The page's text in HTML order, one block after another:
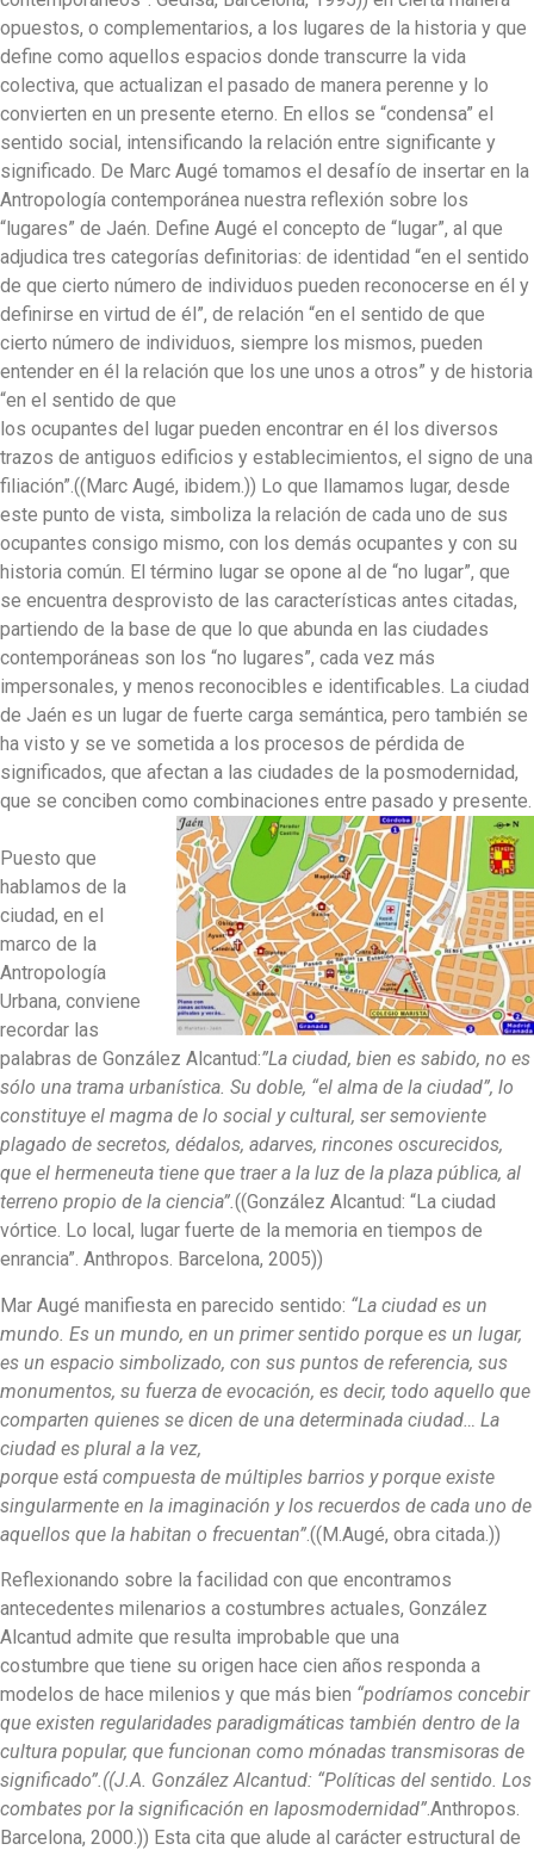
opuestos, o complementarios, a los lugares de la historia y que
define como aquellos espacios donde transcurre la vida
colectiva, que actualizan el pasado de manera perenne y lo
convierten en un presente eterno. En ellos se “condensa” el
sentido social, intensificando la relación entre significante y
significado. De Marc Augé tomamos el desafío de insertar en la
Antropología contemporánea nuestra reflexión sobre los
“lugares” de Jaén. Define Augé el concepto de “lugar”, al que
adjudica tres categorías definitorias: de identidad “en el sentido
de que cierto número de individuos pueden reconocerse en él y
definirse en virtud de él”, de relación “en el sentido de que
cierto número de individuos, siempre los mismos, pueden
entender en él la relación que los une unos a otros” y de historia
“en el sentido de que
los ocupantes del lugar pueden encontrar en él los diversos
trazos de antiguos edificios y establecimientos, el signo de una
filiación”.((Marc Augé, ibidem.)) Lo que llamamos lugar, desde
este punto de vista, simboliza la relación de cada uno de sus
ocupantes consigo mismo, con los demás ocupantes y con su
historia común. El término lugar se opone al de “no lugar”, que
se encuentra desprovisto de las características antes citadas,
partiendo de la base de que lo que abunda en las ciudades
contemporáneas son los “no lugares”, cada vez más
impersonales, y menos reconocibles e identificables. La ciudad
de Jaén es un lugar de fuerte carga semántica, pero también se
ha visto y se ve sometida a los procesos de pérdida de
significados, que afectan a las ciudades de la posmodernidad,
que se conciben como combinaciones entre pasado y presente.
Puesto que
hablamos de la
ciudad, en el
marco de la
Antropología
Urbana, conviene
recordar las
palabras de González Alcantud:”La ciudad, bien es sabido, no es
sólo una trama urbanística. Su doble, “el alma de la ciudad”, lo
constituye el magma de lo social y cultural, ser semoviente
plagado de secretos, dédalos, adarves, rincones oscurecidos,
que el hermeneuta tiene que traer a la luz de la plaza pública, al
terreno propio de la ciencia”.((González Alcantud: “La ciudad
vórtice. Lo local, lugar fuerte de la memoria en tiempos de
enrancia”. Anthropos. Barcelona, 2005))
Mar Augé manifiesta en parecido sentido: “La ciudad es un
mundo. Es un mundo, en un primer sentido porque es un lugar,
es un espacio simbolizado, con sus puntos de referencia, sus
monumentos, su fuerza de evocación, es decir, todo aquello que
comparten quienes se dicen de una determinada ciudad… La
ciudad es plural a la vez,
porque está compuesta de múltiples barrios y porque existe
singularmente en la imaginación y los recuerdos de cada uno de
aquellos que la habitan o frecuentan”.((M.Augé, obra citada.))
Reflexionando sobre la facilidad con que encontramos
antecedentes milenarios a costumbres actuales, González
Alcantud admite que resulta improbable que una
costumbre que tiene su origen hace cien años responda a
modelos de hace milenios y que más bien “podríamos concebir
que existen regularidades paradigmáticas también dentro de la
cultura popular, que funcionan como mónadas transmisoras de
significado”.((J.A. González Alcantud: “Políticas del sentido. Los
combates por la significación en laposmodernidad”.Anthropos.
Barcelona, 2000.)) Esta cita que alude al carácter estructural de